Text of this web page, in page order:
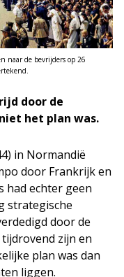
naar de bevrijders op 26
door de
het plan was.
in Normandië
door Frankrijk en
had echter geen
strategische
door de
zijn en
plan was dan
liggen.